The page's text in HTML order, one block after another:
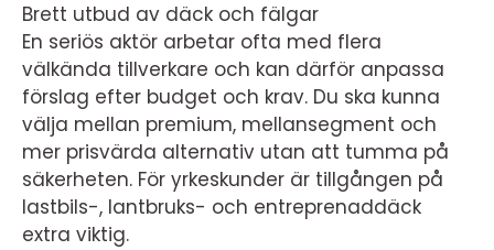
Brett utbud av däck och fälgar
En seriös aktör arbetar ofta med flera
välkända tillverkare och kan därför anpassa
förslag efter budget och krav. Du ska kunna
välja mellan premium, mellansegment och
mer prisvärda alternativ utan att tumma på
säkerheten. För yrkeskunder är tillgången på
lastbils-, lantbruks- och entreprenaddäck
extra viktig.